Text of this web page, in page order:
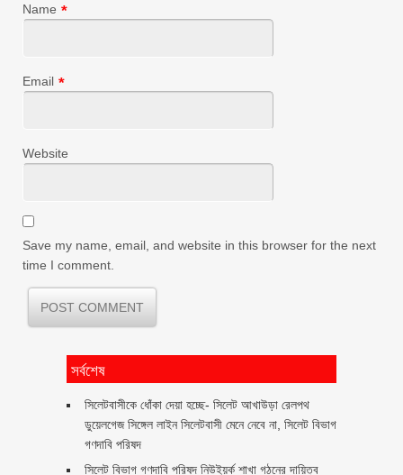
Name *
Email *
Website
Save my name, email, and website in this browser for the next
time I comment.
সর্বশেষ
‎সিলেটবাসীকে ধোঁকা দেয়া হচ্ছে- সিলেট আখাউড়া রেলপথ
ডুয়েলগেজ সিঙ্গেল লাইন সিলেটবাসী মেনে নেবে না, সিলেট বিভাগ
গণদাবি পরিষদ
সিলেট বিভাগ গণদাবি পরিষদ নিউইয়র্ক শাখা গঠনের দায়িত্ব